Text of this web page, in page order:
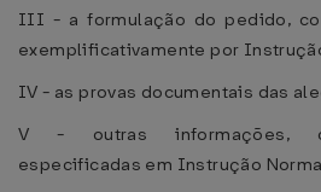
III - a formulação do pedido,
exemplificativamente por
IV - as provas documentais das
V - outras informações,
especificadas em Instrução